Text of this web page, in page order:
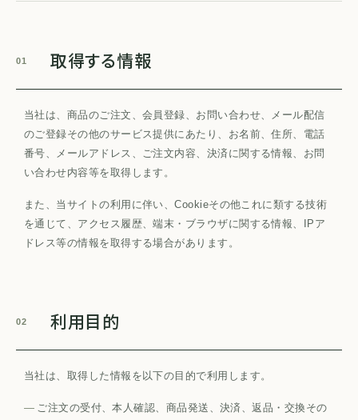
01 取得する情報
当社は、商品のご注文、会員登録、お問い合わせ、メール配信
のご登録その他のサービス提供にあたり、お名前、住所、電話
番号、メールアドレス、ご注文内容、決済に関する情報、お問
い合わせ内容等を取得します。
また、当サイトの利用に伴い、Cookieその他これに類する技術
を通じて、アクセス履歴、端末・ブラウザに関する情報、IPア
ドレス等の情報を取得する場合があります。
02 利用目的
当社は、取得した情報を以下の目的で利用します。
ご注文の受付、本人確認、商品発送、決済、返品・交換その